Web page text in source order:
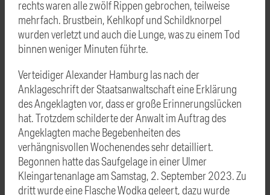
rechts waren alle zwölf Rippen gebrochen, teilweise
mehrfach. Brustbein, Kehlkopf und Schildknorpel
wurden verletzt und auch die Lunge, was zu einem Tod
binnen weniger Minuten führte.
Verteidiger Alexander Hamburg las nach der
Anklageschrift der Staatsanwaltschaft eine Erklärung
des Angeklagten vor, dass er große Erinnerungslücken
hat. Trotzdem schilderte der Anwalt im Auftrag des
Angeklagten mache Begebenheiten des
verhängnisvollen Wochenendes sehr detailliert.
Begonnen hatte das Saufgelage in einer Ulmer
Kleingartenanlage am Samstag, 2. September 2023. Zu
dritt wurde eine Flasche Wodka geleert, dazu wurde